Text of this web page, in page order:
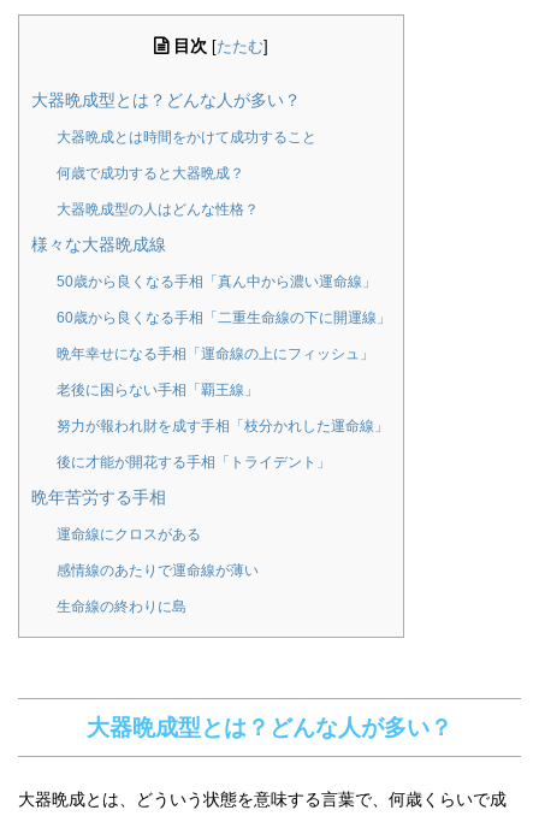
目次 [たたむ]
大器晩成型とは？どんな人が多い？
大器晩成とは時間をかけて成功すること
何歳で成功すると大器晩成？
大器晩成型の人はどんな性格？
様々な大器晩成線
50歳から良くなる手相「真ん中から濃い運命線」
60歳から良くなる手相「二重生命線の下に開運線」
晩年幸せになる手相「運命線の上にフィッシュ」
老後に困らない手相「覇王線」
努力が報われ財を成す手相「枝分かれした運命線」
後に才能が開花する手相「トライデント」
晩年苦労する手相
運命線にクロスがある
感情線のあたりで運命線が薄い
生命線の終わりに島
大器晩成型とは？どんな人が多い？
大器晩成とは、どういう状態を意味する言葉で、何歳くらいで成